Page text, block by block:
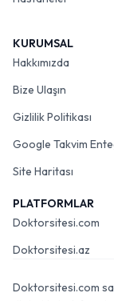
KURUMSAL
Hakkımızda
Bize Ulaşın
Gizlilik Politikası
Google Takvim
Site Haritası
PLATFORMLAR
Doktorsitesi.com
Doktorsitesi.az
Doktorsitesi.com